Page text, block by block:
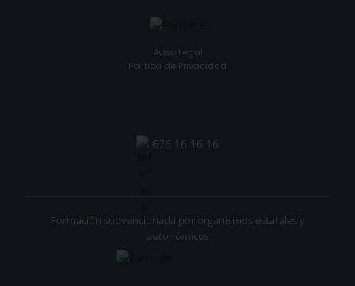
Aviso Legal
Política de Privacidad
676 16 16 16
Formación subvencionada por organismos estatales y
autonómicos